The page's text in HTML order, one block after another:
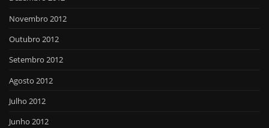
Novembro 2012
Outubro 2012
Setembro 2012
Agosto 2012
Julho 2012
Junho 2012